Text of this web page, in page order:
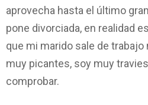
aprovecha hasta el último
pone divorciada, en realidad
que mi marido sale de
muy picantes, soy muy
comprobar.